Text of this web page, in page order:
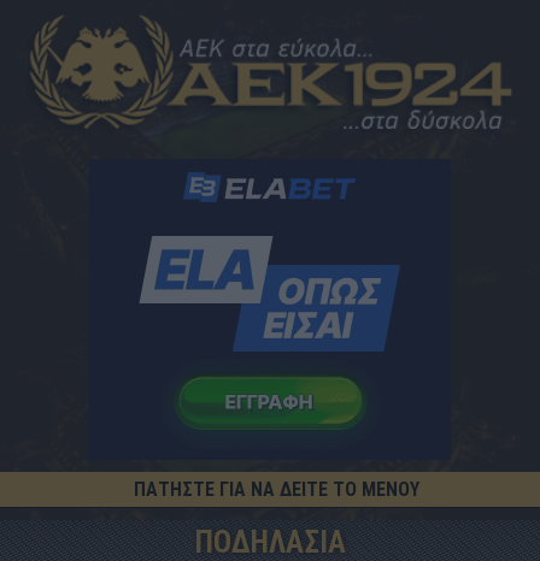
ΠΑΤΗΣΤΕ ΓΙΑ ΝΑ ΔΕΙΤΕ ΤΟ ΜΕΝΟΥ
ΠΟΔΗΛΑΣΙΑ